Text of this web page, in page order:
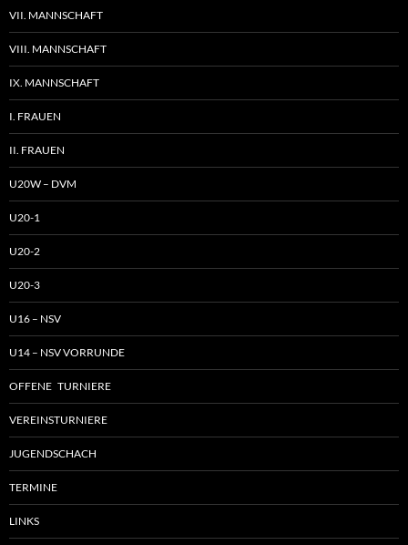
VII. MANNSCHAFT
VIII. MANNSCHAFT
IX. MANNSCHAFT
I. FRAUEN
II. FRAUEN
U20W – DVM
U20-1
U20-2
U20-3
U16 – NSV
U14 – NSV VORRUNDE
OFFENE TURNIERE
VEREINSTURNIERE
JUGENDSCHACH
TERMINE
LINKS